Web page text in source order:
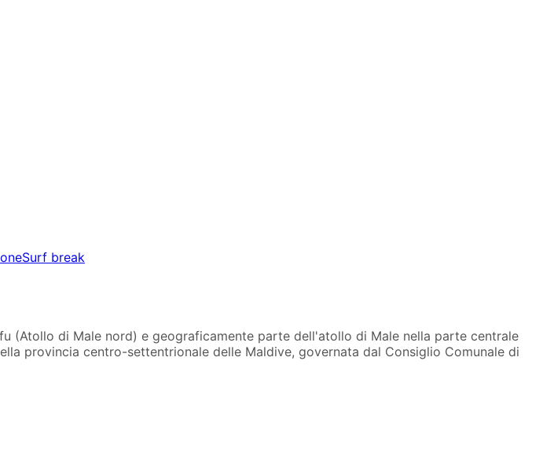
Surf break
(Atollo di Male nord) e geograficamente parte dell'atollo di Male nella parte centrale
provincia centro-settentrionale delle Maldive, governata dal Consiglio Comunale di